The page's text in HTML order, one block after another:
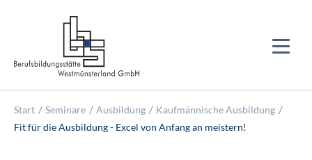
Start Seminare Ausbildung
Kaufmännische Ausbildung
Fit für die Ausbildung - Excel von Anfang an meistern!